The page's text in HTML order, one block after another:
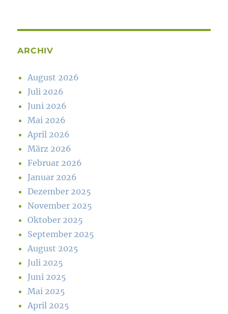
ARCHIV
August 2026
Juli 2026
Juni 2026
Mai 2026
April 2026
März 2026
Februar 2026
Januar 2026
Dezember 2025
November 2025
Oktober 2025
September 2025
August 2025
Juli 2025
Juni 2025
Mai 2025
April 2025